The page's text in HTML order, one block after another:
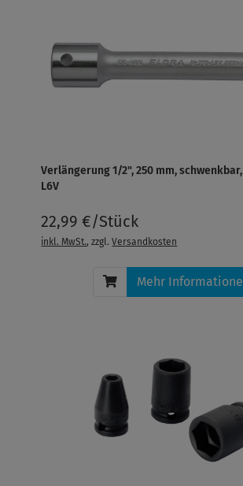
Verlängerung 1/2", 250 mm, schwenkbar,
L6V
22,99 €/Stück
inkl. MwSt., zzgl.Versandkosten
Mehr